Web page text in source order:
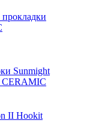
Sunmight
CERAMIC
II Hookit